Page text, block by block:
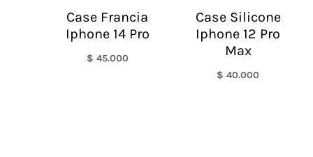
Case Francia
Iphone 14 Pro
$ 45.000
Case Silicone
Iphone 12 Pro
Max
$ 40.000